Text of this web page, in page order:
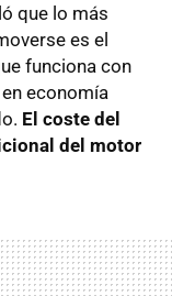
que lo más
es el
funciona con
economía
El coste del
del motor